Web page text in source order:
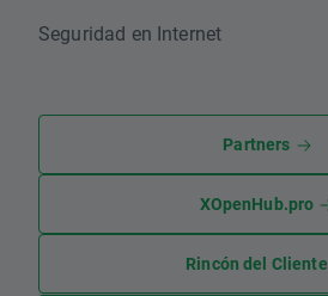
Seguridad en Internet
Partners
XOpenHub.pro
Rincón del Cliente